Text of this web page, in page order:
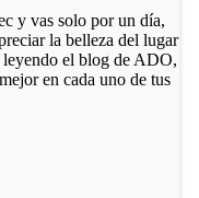
y vas solo por un día,
la belleza del lugar
leyendo el blog de ADO,
en cada uno de tus